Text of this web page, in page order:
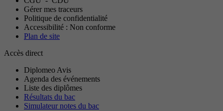
Gérer mes traceurs
Politique de confidentialité
Accessibilité : Non conforme
Plan de site
Accès direct
Diplomeo Avis
Agenda des événements
Liste des diplômes
Résultats du bac
Simulateur notes du bac